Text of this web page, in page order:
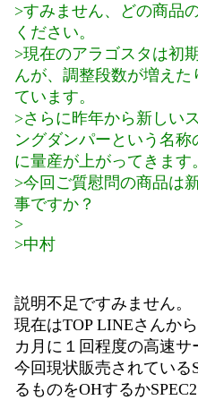
>すみません、どの商品
ください。
>現在のアラゴスタは初
んが、調整段数が増え
ています。
>さらに昨年から新しい
ングダンパーという名
に量産が上がってきます。
>今回ご質慰問の商品は
事ですか？
>
>中村
説明不足ですみません。
現在はTOP LINEさんか
カ月に１回程度の高速サ
今回現状販売されている
るものをOHするか